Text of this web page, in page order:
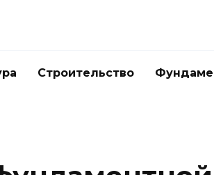
Строительство